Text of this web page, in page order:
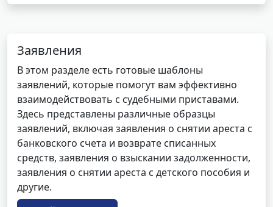
Заявления
В этом разделе есть готовые шаблоны
заявлений, которые помогут вам эффективно
взаимодействовать с судебными приставами.
Здесь представлены различные образцы
заявлений, включая заявления о снятии ареста с
банковского счета и возврате списанных
средств, заявления о взыскании задолженности,
заявления о снятии ареста с детского пособия и
другие.